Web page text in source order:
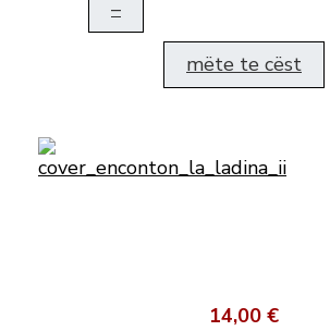
–
mëte te cëst
14,00 €